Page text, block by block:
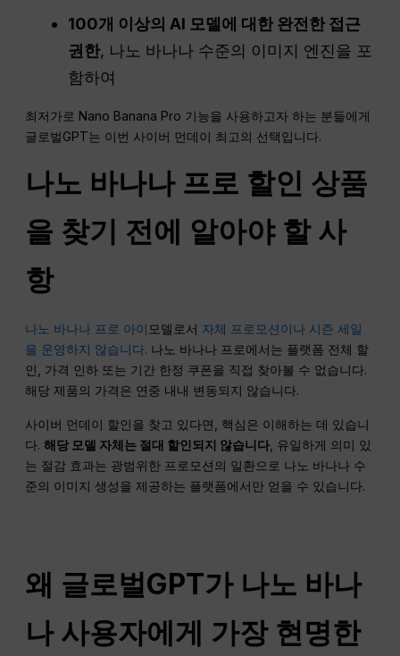
100개 이상의 AI 모델에 대한 완전한 접근
권한, 나노 바나나 수준의 이미지 엔진을 포
함하여
최저가로 Nano Banana Pro 기능을 사용하고자 하는 분들에게
글로벌GPT는 이번 사이버 먼데이 최고의 선택입니다.
나노 바나나 프로 할인 상품
을 찾기 전에 알아야 할 사
항
나노 바나나 프로 아이 모델로서 자체 프로모션이나 시즌 세일
을 운영하지 않습니다. 나노 바나나 프로에서는 플랫폼 전체 할
인, 가격 인하 또는 기간 한정 쿠폰을 직접 찾아볼 수 없습니다.
해당 제품의 가격은 연중 내내 변동되지 않습니다.
사이버 먼데이 할인을 찾고 있다면, 핵심은 이해하는 데 있습니
다.해당 모델 자체는 절대 할인되지 않습니다 , 유일하게 의미 있
는 절감 효과는 광범위한 프로모션의 일환으로 나노 바나나 수
준의 이미지 생성을 제공하는 플랫폼에서만 얻을 수 있습니다.
왜 글로벌GPT가 나노 바나
나 사용자에게 가장 현명한